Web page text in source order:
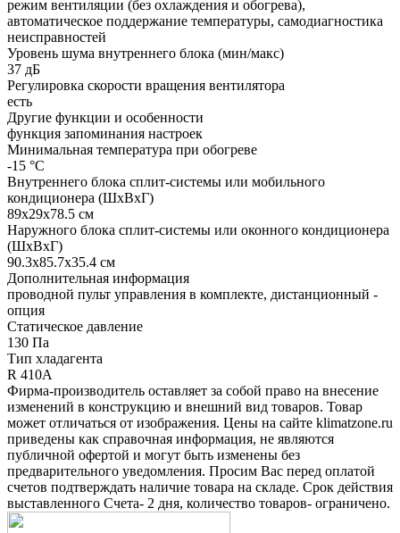
режим вентиляции (без охлаждения и обогрева),
автоматическое поддержание температуры, самодиагностика
неисправностей
Уровень шума внутреннего блока (мин/макс)
37 дБ
Регулировка скорости вращения вентилятора
есть
Другие функции и особенности
функция запоминания настроек
Минимальная температура при обогреве
-15 °С
Внутреннего блока сплит-системы или мобильного
кондиционера (ШxВxГ)
89x29x78.5 см
Наружного блока сплит-системы или оконного кондиционера
(ШxВxГ)
90.3x85.7x35.4 см
Дополнительная информация
проводной пульт управления в комплекте, дистанционный -
опция
Статическое давление
130 Па
Тип хладагента
R 410A
Фирма-производитель оставляет за собой право на внесение
изменений в конструкцию и внешний вид товаров. Товар
может отличаться от изображения. Цены на сайте klimatzone.ru
приведены как справочная информация, не являются
публичной офертой и могут быть изменены без
предварительного уведомления. Просим Вас перед оплатой
счетов подтверждать наличие товара на складе. Срок действия
выставленного Счета- 2 дня, количество товаров- ограничено.